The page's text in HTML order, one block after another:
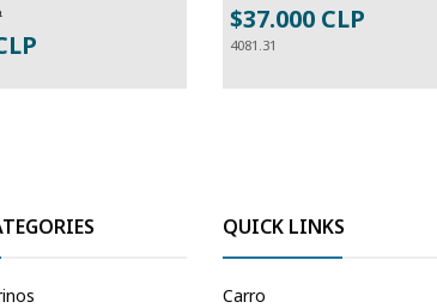
OUT A PEDIDO
$37.000 CLP
4081.31
QUICK LINKS
Carro